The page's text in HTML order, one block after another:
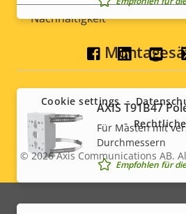
Nachhaltigkeit
AXIS T91B47
Für Masten mit
Durchmessern
Empfohlen für
Social
menu
Legal
menu
© 2026Axis Communications AB.
Cookie settings